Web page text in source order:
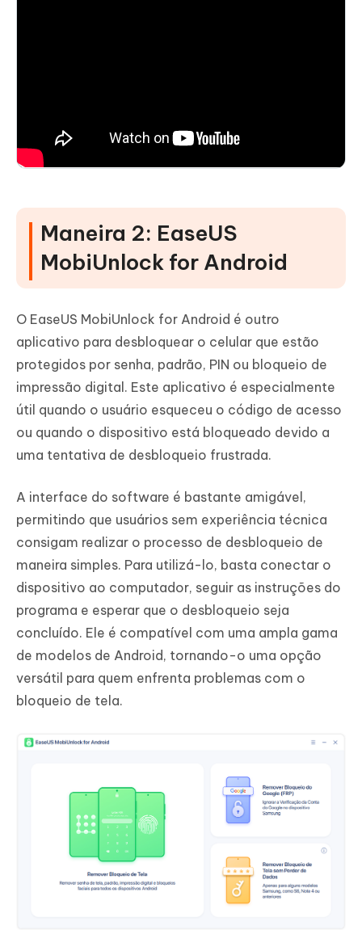
Maneira 2: EaseUS
MobiUnlock for Android
O EaseUS MobiUnlock for Android é outro
aplicativo para desbloquear o celular que estão
protegidos por senha, padrão, PIN ou bloqueio de
impressão digital. Este aplicativo é especialmente
útil quando o usuário esqueceu o código de acesso
ou quando o dispositivo está bloqueado devido a
uma tentativa de desbloqueio frustrada.
A interface do software é bastante amigável,
permitindo que usuários sem experiência técnica
consigam realizar o processo de desbloqueio de
maneira simples. Para utilizá-lo, basta conectar o
dispositivo ao computador, seguir as instruções do
programa e esperar que o desbloqueio seja
concluído. Ele é compatível com uma ampla gama
de modelos de Android, tornando-o uma opção
versátil para quem enfrenta problemas com o
bloqueio de tela.